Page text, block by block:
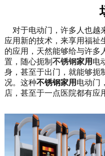
对于电动门，许多人也越
应用新的技术，来享用福祉
的应用，天然能够给与许多
置，随心扼制 不锈钢家用 电
身，甚至于出门，就能够扼
况。这种不锈钢家用 电动门
店，甚至于一点医院都有应